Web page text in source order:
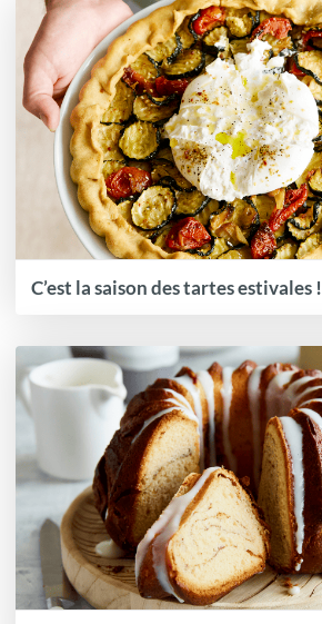
C’est la saison des tartes estivales !